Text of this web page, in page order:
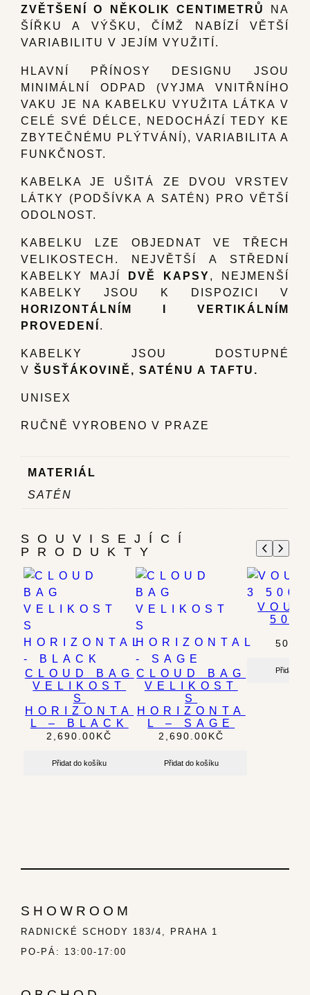
ZVĚTŠENÍ O NĚKOLIK CENTIMETRŮ
NA
ŠÍŘKU A VÝŠKU, ČÍMŽ NABÍZÍ VĚTŠÍ
VARIABILITU V JEJÍM VYUŽITÍ.
HLAVNÍ PŘÍNOSY DESIGNU JSOU
MINIMÁLNÍ ODPAD (VYJMA VNITŘNÍHO
VAKU JE NA KABELKU VYUŽITA LÁTKA V
CELÉ SVÉ DÉLCE, NEDOCHÁZÍ TEDY KE
ZBYTEČNÉMU PLÝTVÁNÍ), VARIABILITA A
FUNKČNOST.
KABELKA JE UŠITÁ ZE DVOU VRSTEV
LÁTKY (PODŠÍVKA A SATÉN) PRO VĚTŠÍ
ODOLNOST.
KABELKU LZE OBJEDNAT VE TŘECH
VELIKOSTECH. NEJVĚTŠÍ A STŘEDNÍ
KABELKY MAJÍ DVĚ KAPSY, NEJMENŠÍ
KABELKY JSOU K DISPOZICI V
HORIZONTÁLNÍM I VERTIKÁLNÍM
PROVEDENÍ.
KABELKY JSOU DOSTUPNÉ
V ŠUSŤÁKOVINĚ, SATÉNU A TAFTU.
UNISEX
RUČNĚ VYROBENO V PRAZE
MATERIÁL
SATÉN
SOUVISEJÍCÍ
PRODUKTY
CLOUD BAG
VELIKOST
S
HORIZONTA
L – BLACK
2,690.00KČ
Přidat do košíku
CLOUD BAG
VELIKOST
S
HORIZONTA
L – SAGE
2,690.00KČ
Přidat do košíku
500
Přidat do
SHOWROOM
RADNICKÉ SCHODY 183/4, PRAHA 1
PO-PÁ: 13:00-17:00